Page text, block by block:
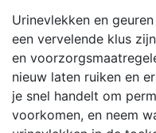
Urinevlekken en
een vervelende klus
en
nieuw laten ruiken en
je snel handelt om
voorkomen, en neem